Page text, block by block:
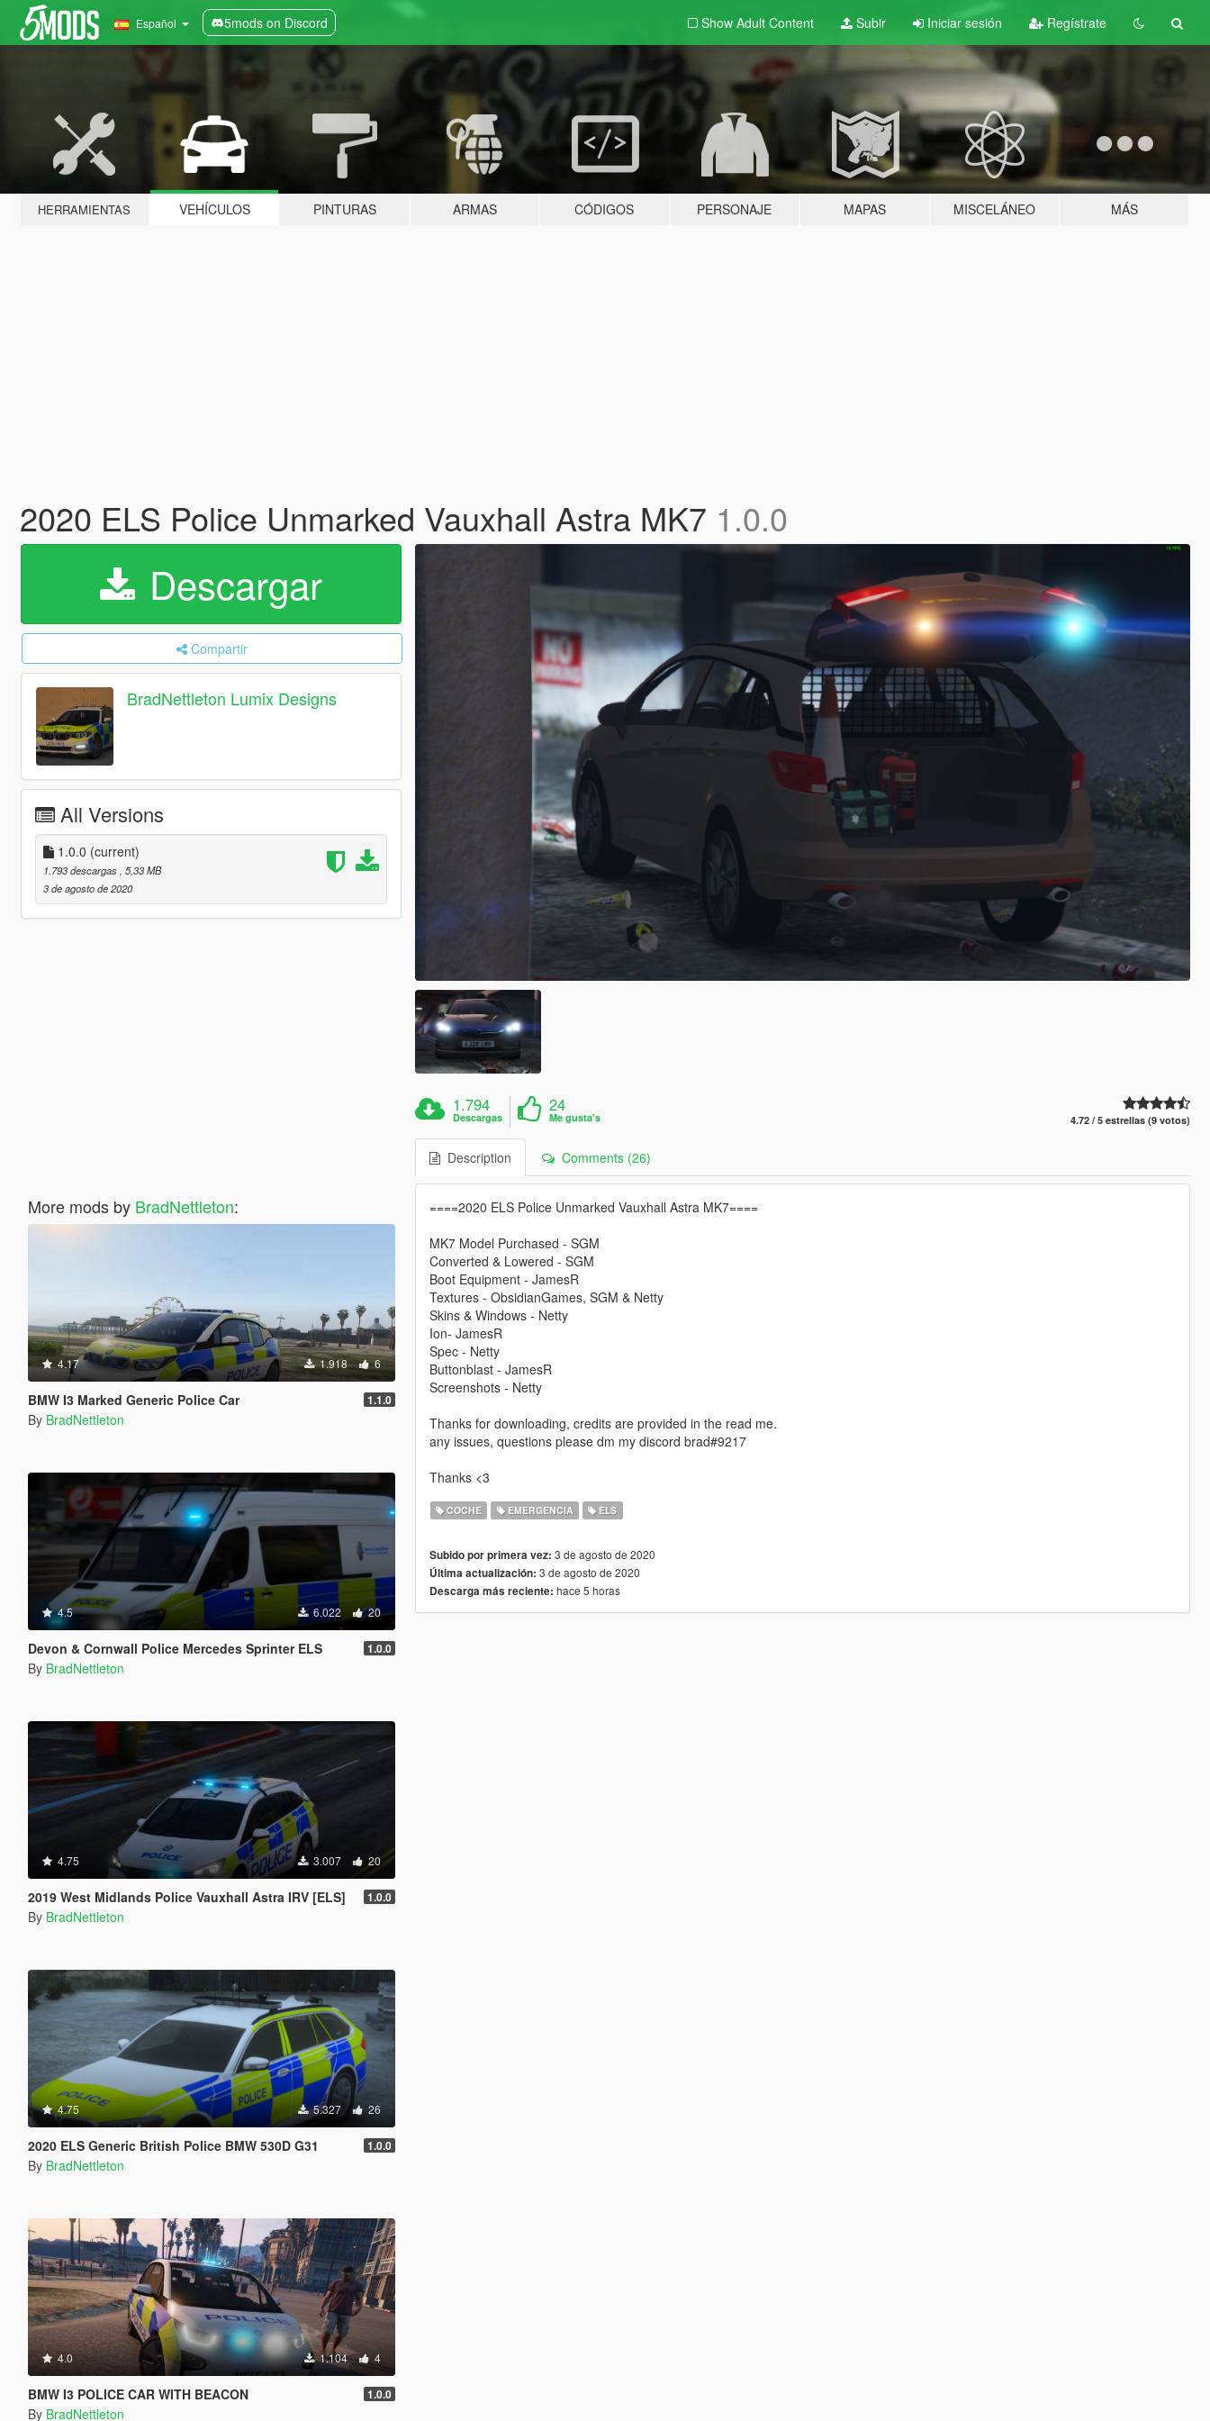
Español 5mods on Discord Show Adult Content Subir Iniciar sesión Regístrate
HERRAMIENTAS VEHÍCULOS PINTURAS ARMAS CÓDIGOS PERSONAJE MAPAS MISCELÁNEO MÁS
2020 ELS Police Unmarked Vauxhall Astra MK7 1.0.0
Descargar
Compartir
BradNettleton Lumix Designs
All Versions
1.0.0 (current)
1.793 descargas , 5,33 MB
3 de agosto de 2020
More mods by BradNettleton:
4.17 1.918 6
BMW I3 Marked Generic Police Car 1.1.0
By BradNettleton
4.5 6.022 20
Devon & Cornwall Police Mercedes Sprinter ELS 1.0.0
By BradNettleton
4.75 3.007 20
2019 West Midlands Police Vauxhall Astra IRV [ELS] 1.0.0
By BradNettleton
4.75 5.327 26
2020 ELS Generic British Police BMW 530D G31 1.0.0
By BradNettleton
4.0 1.104 4
BMW I3 POLICE CAR WITH BEACON 1.0.0
By BradNettleton
1.794
Descargas
24
Me gusta's 4.72 / 5 estrellas (9 votos)
Description Comments (26)
====2020 ELS Police Unmarked Vauxhall Astra MK7====
MK7 Model Purchased - SGM
Converted & Lowered - SGM
Boot Equipment - JamesR
Textures - ObsidianGames, SGM & Netty
Skins & Windows - Netty
Ion- JamesR
Spec - Netty
Buttonblast - JamesR
Screenshots - Netty
Thanks for downloading, credits are provided in the read me.
any issues, questions please dm my discord brad#9217
Thanks <3
COCHE EMERGENCIA ELS
Subido por primera vez: 3 de agosto de 2020
Última actualización: 3 de agosto de 2020
Descarga más reciente: hace 5 horas